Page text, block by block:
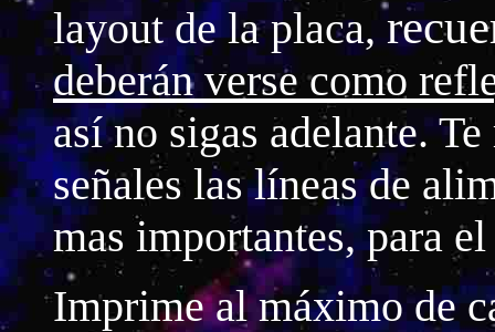
layout de la placa,
deberán verse como
así no sigas adelante.
señales las líneas de
mas importantes, para
Imprime al máximo de